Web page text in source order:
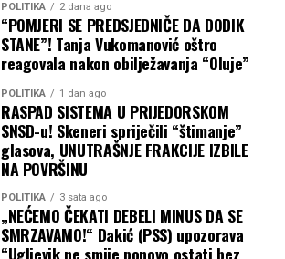
POLITIKA 2 dana ago
“POMJERI SE PREDSJEDNIČE DA DODIK
STANE”! Tanja Vukomanović oštro
reagovala nakon obilježavanja “Oluje”
POLITIKA 1 dan ago
RASPAD SISTEMA U PRIJEDORSKOM
SNSD-u! Skeneri spriječili “štimanje”
glasova, UNUTRAŠNJE FRAKCIJE IZBILE
NA POVRŠINU
POLITIKA 3 sata ago
„NEĆEMO ČEKATI DEBELI MINUS DA SE
SMRZAVAMO!“ Dakić (PSS) upozorava
“Ugljevik ne smije ponovo ostati bez